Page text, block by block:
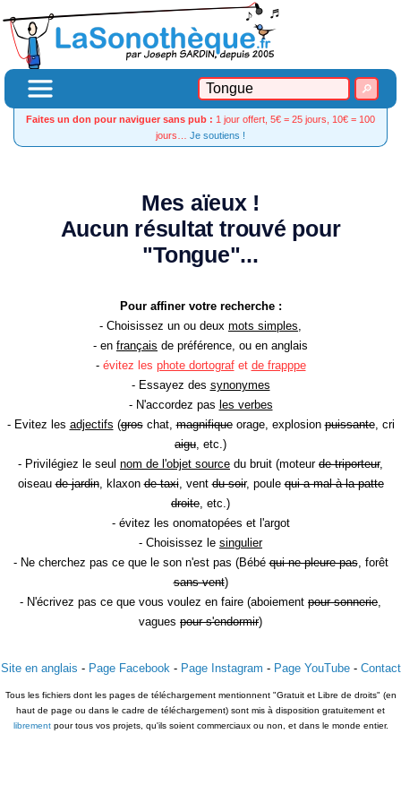
Faites un don pour naviguer sans pub : 1 jour offert, 5€ = 25 jours, 10€ = 100
jours… Je soutiens !
Mes aïeux !
Aucun résultat trouvé pour
"Tongue"...
Pour affiner votre recherche :
- Choisissez un ou deux mots simples,
- en français de préférence, ou en anglais
- évitez les phote dortografet de frapppe
- Essayez des synonymes
- N'accordez pas les verbes
- Evitez les adjectifs (groschat,magnifiqueorage, explosionpuissante, cri
aigu, etc.)
- Privilégiez le seul nom de l'objet source du bruit (moteur de triporteur,
oiseaude jardin, klaxonde taxi, ventdu soir, poulequi a mal à la patte
droite, etc.)
- évitez les onomatopées et l'argot
- Choisissez le singulier
- Ne cherchez pas ce que le son n'est pas (Bébéqui ne pleure pas, forêt
sans vent)
- N'écrivez pas ce que vous voulez en faire (aboiement pour sonnerie,
vagues pour s'endormir)
Site en anglais - Page Facebook- Page Instagram - Page YouTube- Contact
Tous les fichiers dont les pages de téléchargement mentionnent "Gratuit et Libre de droits" (en
haut de page ou dans le cadre de téléchargement) sont mis à disposition gratuitement et
librementpour tous vos projets, qu'ils soient commerciaux ou non, et dans le monde entier.